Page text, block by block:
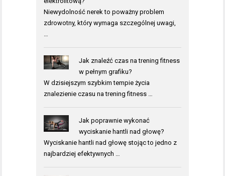
Niewydolność nerek to poważny problem
zdrowotny, który wymaga szczególnej uwagi,
…
Jak znaleźć czas na trening fitness
w pełnym grafiku?
W dzisiejszym szybkim tempie życia
znalezienie czasu na trening fitness …
Jak poprawnie wykonać
wyciskanie hantli nad głowę?
Wyciskanie hantli nad głowę stojąc to jedno z
najbardziej efektywnych …